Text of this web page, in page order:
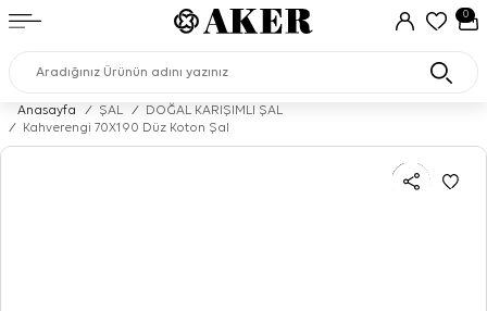
0
Anasayfa / ŞAL /
DOĞAL KARIŞIMLI ŞAL
/
Kahverengi 70X190 Düz Koton Şal